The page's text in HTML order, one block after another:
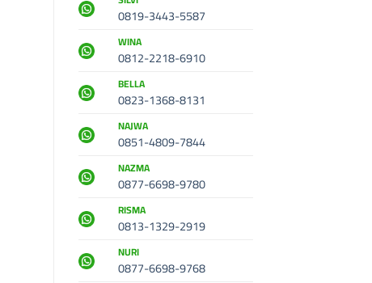
0819-3443-5587
WINA
0812-2218-6910
BELLA
0823-1368-8131
NAJWA
0851-4809-7844
NAZMA
0877-6698-9780
RISMA
0813-1329-2919
NURI
0877-6698-9768